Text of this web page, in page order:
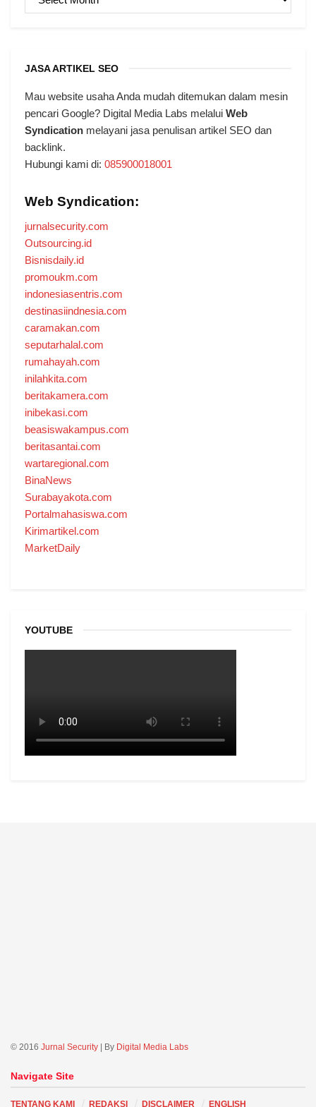
JASA ARTIKEL SEO
Mau website usaha Anda mudah ditemukan dalam mesin
pencari Google? Digital Media Labs melalui Web
Syndication melayani jasa penulisan artikel SEO dan
backlink.
Hubungi kami di: 085900018001
Web Syndication:
jurnalsecurity.com
Outsourcing.id
Bisnisdaily.id
promoukm.com
indonesiasentris.com
destinasiindnesia.com
caramakan.com
seputarhalal.com
rumahayah.com
inilahkita.com
beritakamera.com
inibekasi.com
beasiswakampus.com
beritasantai.com
wartaregional.com
BinaNews
Surabayakota.com
Portalmahasiswa.com
Kirimartikel.com
MarketDaily
YOUTUBE
© 2016 Jurnal Security | By Digital Media Labs
Navigate Site
TENTANG KAMI REDAKSI DISCLAIMER ENGLISH